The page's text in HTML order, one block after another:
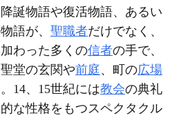
誕物語や復活物語、あるい
語が、 聖職者だけでなく、
わった多くの信者の手で、
堂の玄関や前庭、町の広場
14、15世紀には教会の典礼
な性格をもつスペクタクル